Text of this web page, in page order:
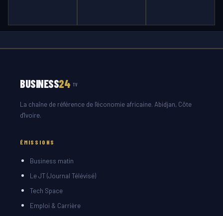
BUSINESS24 TV
La chaîne de référence de l'économie africaine. Abidjan, Côte
d'Ivoire.
ÉMISSIONS
Business matin
Le JT (Journal Télévisé)
Tech Space
Emploi & Carrière